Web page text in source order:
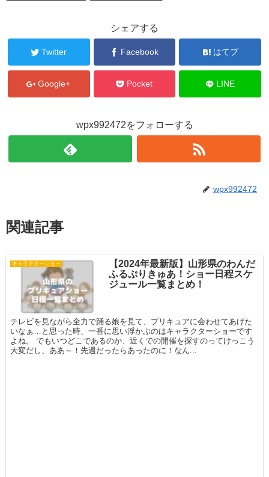
シェアする
Twitter Facebook はてブ
Google+ Pocket LINE
wpx992472をフォローする
wpx992472
関連記事
キャラクターショー
【2024年最新版】山形県のわんだ
ふるぷりきゅあ！ショー日程スケ
ジュール一覧まとめ！
テレビを見ながら全力で踊る娘を見て、プリキュアに会わせてあげた
いなぁ…と思った時、一番に思い浮かぶのはキャラクターショーです
よね。 でもいつどこであるのか、近くでの開催を探すのってけっこう
大変だし、ああ～！先週だったらあったのに！なん...